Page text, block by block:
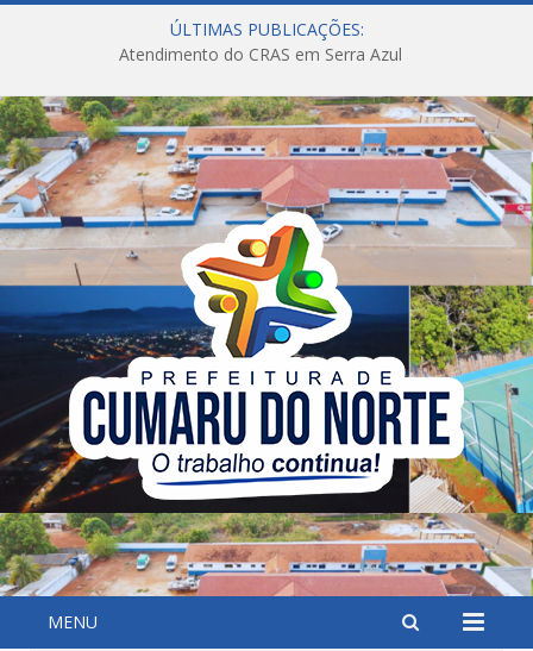
ÚLTIMAS PUBLICAÇÕES:
Atendimento do CRAS em Serra Azul
MENU